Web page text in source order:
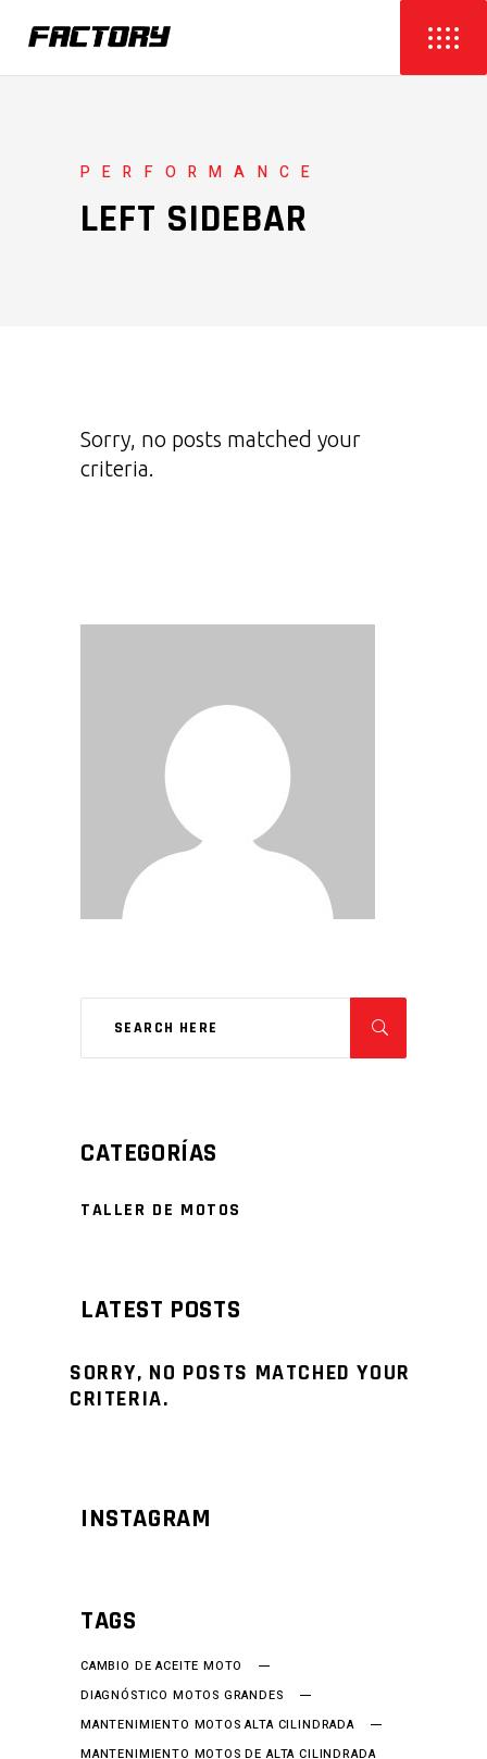
PERFORMANCE
LEFT SIDEBAR
Sorry, no posts matched your
criteria.
CATEGORÍAS
TALLER DE MOTOS
LATEST POSTS
SORRY, NO POSTS MATCHED YOUR
CRITERIA.
INSTAGRAM
TAGS
CAMBIO DE ACEITE MOTO
DIAGNÓSTICO MOTOS GRANDES
MANTENIMIENTO MOTOS ALTA CILINDRADA
MANTENIMIENTO MOTOS DE ALTA CILINDRADA